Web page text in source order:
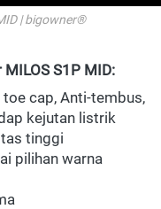
| bigowner®
S1P MID:
cap, Anti-tembus,
kejutan listrik
tinggi
pilihan warna